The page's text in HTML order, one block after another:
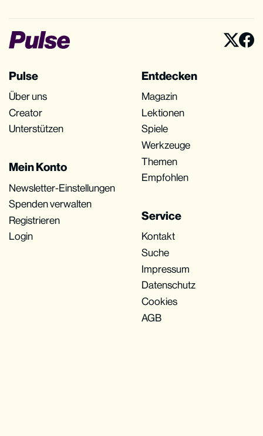
Pulse
Über uns
Creator
Unterstützen
Entdecken
Magazin
Lektionen
Spiele
Werkzeuge
Themen
Empfohlen
Mein Konto
Newsletter-Einstellungen
Spenden verwalten
Registrieren
Login
Service
Kontakt
Suche
Impressum
Datenschutz
Cookies
AGB